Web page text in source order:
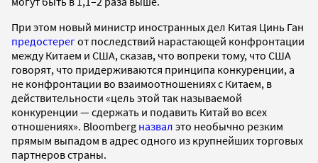
При этом новый министр иностранных дел Китая Цинь Ган
предостерегот последствий нарастающей конфронтации
между Китаем и США, сказав, что вопреки тому, что США
говорят, что придерживаются принципа конкуренции, а
не конфронтации во взаимоотношениях с Китаем, в
действительности «цель этой так называемой
конкуренции — сдержать и подавить Китай во всех
отношениях». Bloomberg назвал это необычно резким
прямым выпадом в адрес одного из крупнейших торговых
партнеров страны.